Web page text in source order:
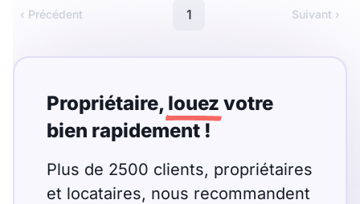
Meublé
Montant du loyer
€
€
Nombre de pièces
‹ Précédent 1 Suivant ›
Propriétaire, louez votre
bien rapidement !
Plus de 2500 clients, propriétaires
et locataires, nous recommandent